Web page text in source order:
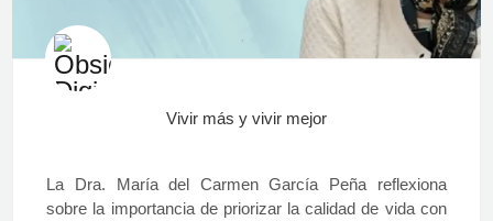
Vivir más y vivir mejor
La Dra. María del Carmen García Peña reflexiona
sobre la importancia de priorizar la calidad de vida con